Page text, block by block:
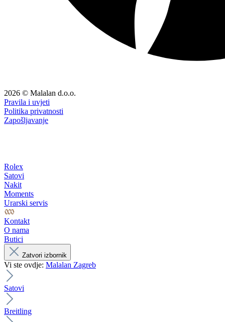
2026 © Malalan d.o.o.
Pravila i uvjeti
Politika privatnosti
Zapošljavanje
Rolex
Satovi
Nakit
Moments
Urarski servis
Kontakt
O nama
Butici
Zatvori izbornik
Vi ste ovdje: Malalan Zagreb
Satovi
Breitling